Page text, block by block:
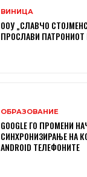
ВИНИЦА
ООУ „СЛАВЧО
ПРОСЛАВИ ПАТРОНИОТ
ОБРАЗОВАНИЕ
GOOGLE ГО ПРОМЕНИ
СИНХРОНИЗИРАЊЕ НА
ANDROID ТЕЛЕФОНИТЕ